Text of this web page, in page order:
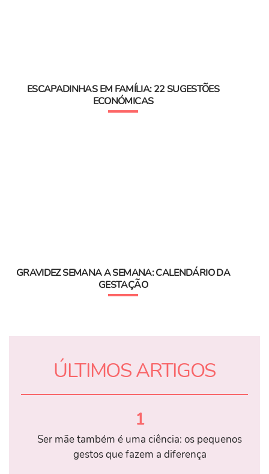
ESCAPADINHAS EM FAMÍLIA: 22 SUGESTÕES
ECONÓMICAS
GRAVIDEZ SEMANA A SEMANA: CALENDÁRIO DA
GESTAÇÃO
ÚLTIMOS ARTIGOS
1
Ser mãe também é uma ciência: os pequenos
gestos que fazem a diferença